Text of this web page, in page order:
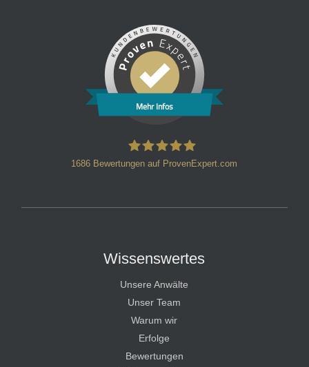
Mehr Infos
1686 Bewertungen auf ProvenExpert.com
Wissenswertes
Unsere Anwälte
Unser Team
Warum wir
Erfolge
Bewertungen